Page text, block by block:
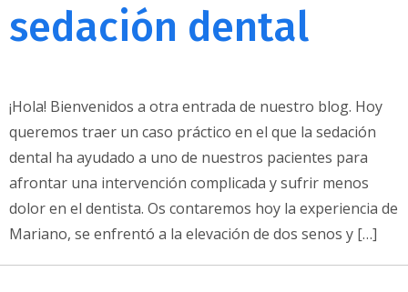
sedación dental
¡Hola! Bienvenidos a otra entrada de nuestro blog. Hoy
queremos traer un caso práctico en el que la sedación
dental ha ayudado a uno de nuestros pacientes para
afrontar una intervención complicada y sufrir menos
dolor en el dentista. Os contaremos hoy la experiencia de
Mariano, se enfrentó a la elevación de dos senos y […]